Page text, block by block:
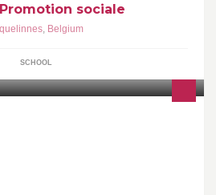
Promotion sociale
, Belgium
SCHOOL